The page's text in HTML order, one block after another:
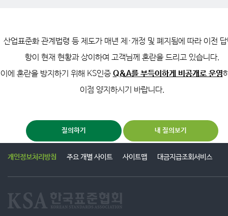
14. 서비스 성격 또는 협회 업무에 부합하지 않는 내용인 경우
산업표준화 관계법령 등 제도가 매년 제·개정 및 폐지됨에 따라 이전
항이 현재 현황과 상이하여 고객님께 혼란을 드리고 있습니다.
이에 혼란을 방지하기 위해 KS인증 Q&A를 부득이하게 비공개로 운영
이점 양지하시기 바랍니다.
질의하기 내 질의보기
개인정보처리방침 주요 개별 사이트 사이트맵 대금지급조회서비스